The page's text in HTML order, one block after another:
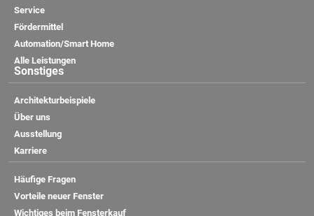
Service
Fördermittel
Automation/Smart Home
Alle Leistungen
Sonstiges
Architekturbeispiele
Über uns
Ausstellung
Karriere
Häufige Fragen
Vorteile neuer Fenster
Wichtiges beim Fensterkauf